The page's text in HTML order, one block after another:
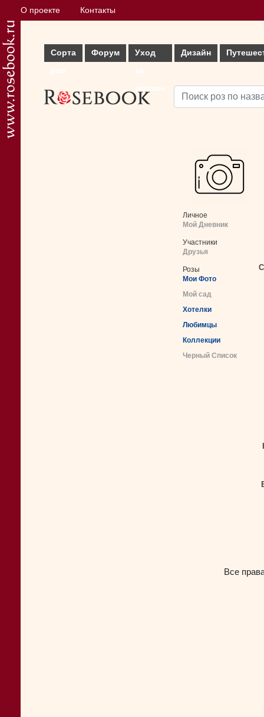
О проекте Контакты
Сорта
Форум
Уход
Дизайн
Личное
Мой Дневник
Участники
Друзья
Розы
Мои Фото
Мой сад
Хотелки
Любимцы
Коллекции
Черный Список
Все